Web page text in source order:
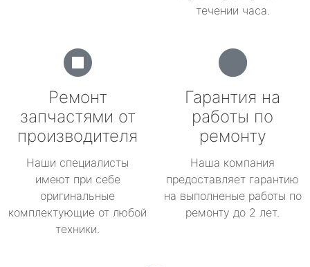
течении часа.
Ремонт
запчастями от
производителя
Наши специалисты
имеют при себе
оригинальные
комплектующие от любой
техники.
Гарантия на
работы по
ремонту
Наша компания
предоставляет гарантию
на выполненые работы по
ремонту до 2 лет.